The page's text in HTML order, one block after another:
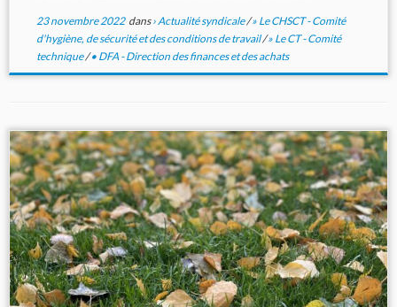
23 novembre 2022dans› Actualité syndicale/» Le CHSCT - Comité
d'hygiène, de sécurité et des conditions de travail/» Le CT - Comité
technique/• DFA - Direction des finances et des achats